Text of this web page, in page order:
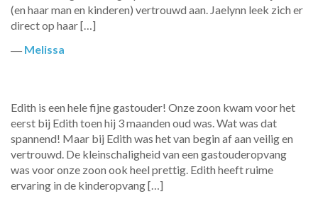
(en haar man en kinderen) vertrouwd aan. Jaelynn leek zich er
direct op haar […]
― Melissa
Edith is een hele fijne gastouder! Onze zoon kwam voor het
eerst bij Edith toen hij 3 maanden oud was. Wat was dat
spannend! Maar bij Edith was het van begin af aan veilig en
vertrouwd. De kleinschaligheid van een gastouderopvang
was voor onze zoon ook heel prettig. Edith heeft ruime
ervaring in de kinderopvang […]